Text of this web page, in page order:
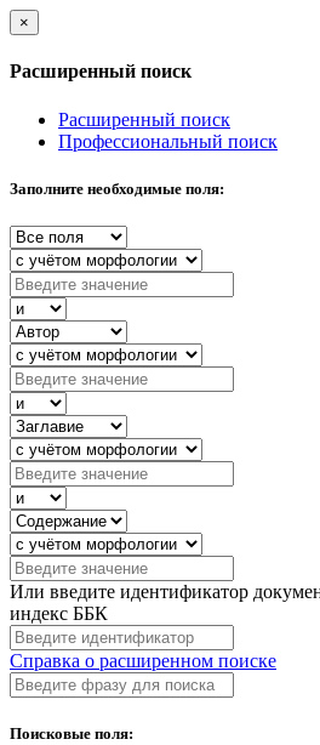
×
Расширенный поиск
Расширенный поиск
Профессиональный поиск
Заполните необходимые поля:
Или введите идентификатор
индекс ББК
Справка о расширенном поиске
Поисковые поля: